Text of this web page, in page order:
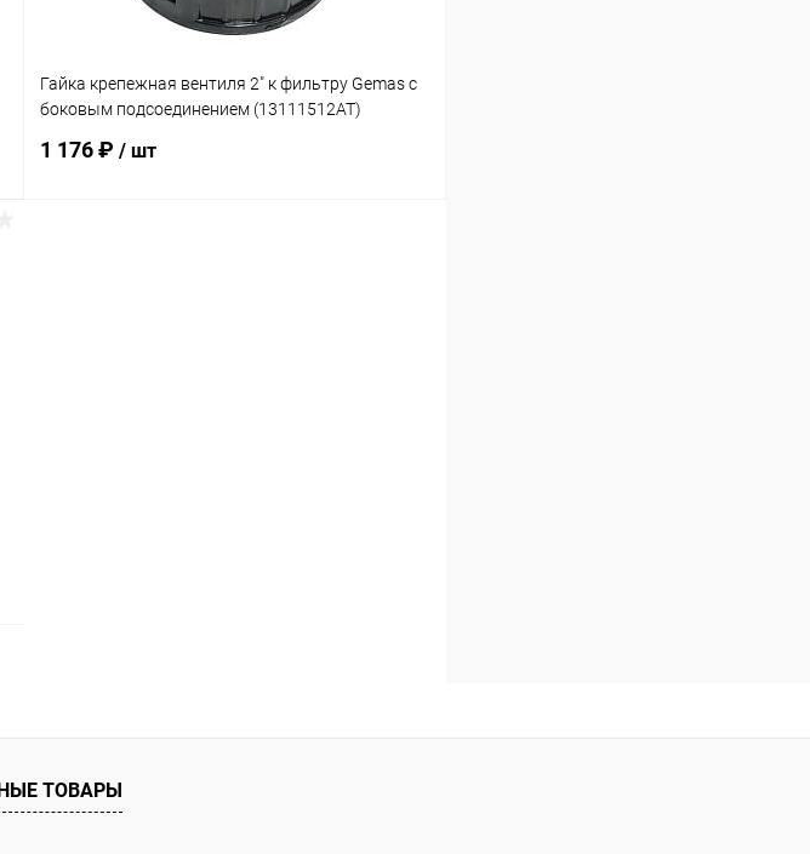
Гайка крепежная вентиля 2" к фильтру Gemas с
боковым подсоединением (13111512AT)
1 176 ₽ / шт
ТОВАРЫ